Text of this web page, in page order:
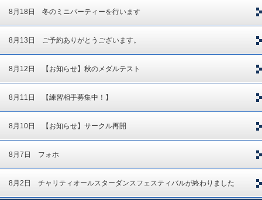
8月18日 冬のミニパーティーを行います
8月13日 ご予約ありがとうございます。
8月12日 【お知らせ】秋のメダルテスト
8月11日 【練習相手募集中！】
8月10日 【お知らせ】サークル再開
8月7日 フォホ
8月2日 チャリティオールスターダンスフェスティバルが終わりました